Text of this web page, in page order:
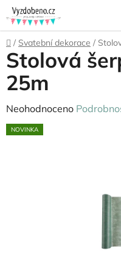
Přejít
na
obsah
Domů
/ Svatební dekorace /
Stolová
25m
Průměrné
hodnocení
Neohodnoceno
NOVINKA